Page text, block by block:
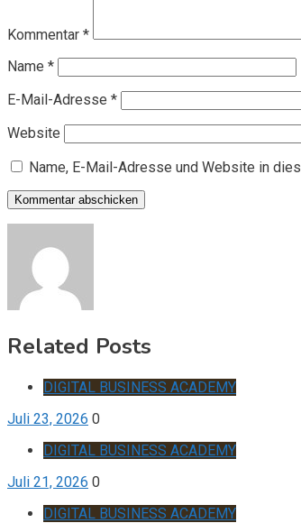
Kommentar *
Name *
E-Mail-Adresse *
Website
Name, E-Mail-Adresse und Website in
Related Posts
DIGITAL BUSINESS ACADEMY
Juli 23, 2026 0
DIGITAL BUSINESS ACADEMY
Juli 21, 2026 0
DIGITAL BUSINESS ACADEMY